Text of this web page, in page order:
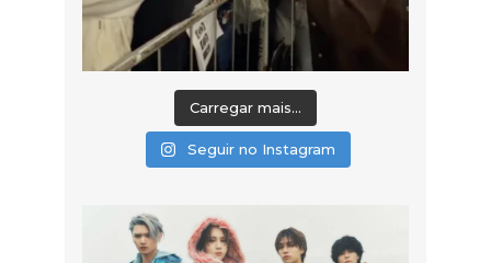
Carregar mais...
Seguir no Instagram